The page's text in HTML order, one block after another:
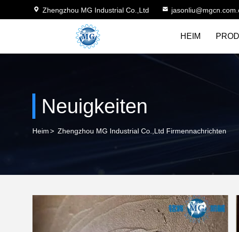
Zhengzhou MG Industrial Co.,Ltd
HEIM
Neuigkeiten
Heim> Zhengzhou MG Industrial Co.,Ltd Firmennachrichten